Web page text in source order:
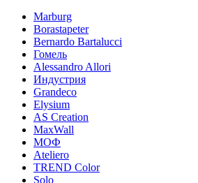
Marburg
Borastapeter
Bernardo Bartalucci
Гомель
Alessandro Allori
Индустрия
Grandeco
Elysium
AS Creation
MaxWall
МОФ
Ateliero
TREND Color
Solo